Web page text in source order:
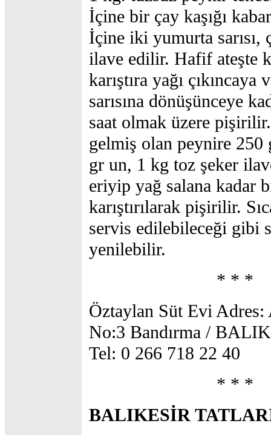
İçine bir çay kaşığı
İçine iki yumurta sarısı,
ilave edilir. Hafif ateşte
karıştıra yağı çıkıncaya
sarısına dönüşünceye
saat olmak üzere
gelmiş olan peynire
gr un, 1 kg toz şeker
eriyip yağ salana kadar
karıştırılarak pişirilir.
servis edilebileceği gibi
yenilebilir.
* * *
Öztaylan Süt Evi Adres:
No:3 Bandırma /
Tel: 0 266 718 22 40
* * *
BALIKESİR